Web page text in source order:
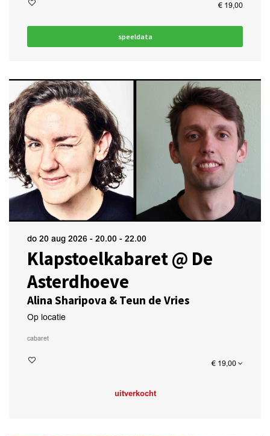
€ 19,00
speeldata
Klapstoelkabaret @ De
Asterdhoeve
Alina Sharipova & Teun de Vries
do 20 aug 2026 - 20.00 - 22.00
Op locatie
cabaret
€ 19,00
uitverkocht